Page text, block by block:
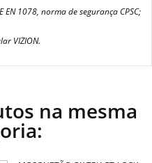
EN 1078, norma de segurança CPSC;
VIZION.
na mesma